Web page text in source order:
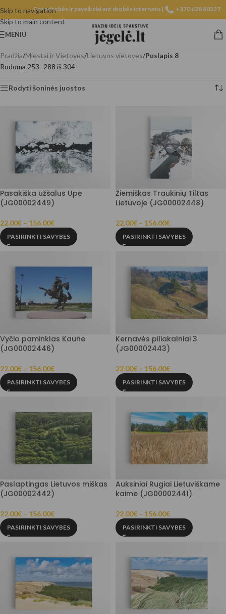
Skip to navigation
Skip to main content
Fotodrobės ir paveikslai ant drobės internetu | +370 628 80327
MENIU
Pradžia/Miestai ir Vietovės/Lietuvos vietovės/Puslapis 8
Rodoma 253–288 iš 304
Rodyti šoninės juostos
Pasakiška užšalus Upė
(JG00002449)
22.00€ – 156.00€
PASIRINKTI SAVYBES
Žiemiškas Traukinių Tiltas
Lietuvoje (JG00002448)
22.00€ – 156.00€
PASIRINKTI SAVYBES
Vyčio paminklas Kaune
(JG00002446)
22.00€ – 156.00€
PASIRINKTI SAVYBES
Kernavės piliakalniai 3
(JG00002443)
22.00€ – 156.00€
PASIRINKTI SAVYBES
Paslaptingas Lietuvos miškas
(JG00002442)
22.00€ – 156.00€
PASIRINKTI SAVYBES
Auksiniai Rugiai Lietuviškame
kaime (JG00002441)
22.00€ – 156.00€
PASIRINKTI SAVYBES